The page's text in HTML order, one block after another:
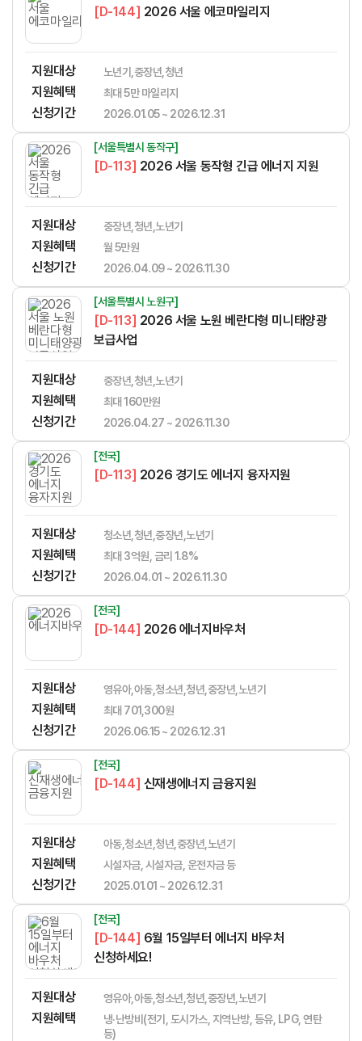
[D-144] 2026 서울 에코마일리지
지원대상 노년기,중장년,청년
지원혜택 ​​​​​‌​​​‌​​‌​​​​‌​​‌‌‌​​​​‌‌‌‌‌​‌​​​​‌‌최대 5만 마일리지
신청기간 2026.01.05 ~ 2026.12.31
[서울특별시 동작구]
[D-113] 2026 서울 동작형 긴급 에너지 지원
지원대상 중장년,청년,노년기
지원혜택 월 5만원
신청기간 2026.04.09 ~ 2026.11.30
[서울특별시 노원구]
[D-113]
보급사업
지원대상 중장년,청년,노년기
지원혜택 ​​​​​‌​​​‌​​‌​​​​‌​​‌‌‌​​​​‌‌‌‌‌​‌​​​​‌‌최대 160만원
신청기간 2026.04.27 ~ 2026.11.30
[전국]
[D-113] 2026 경기도 에너지 융자지원
지원대상 청소년,청년,중장년,노년기
지원혜택 최대 3억원, 금리 1.8%
신청기간 2026.04.01 ~ 2026.11.30
[전국]
[D-144] 2026 에너지바우처
지원대상 영유아,아동,청소년,청년,중장년,노년기
지원혜택 최대 701,300원
신청기간 2026.06.15 ~ 2026.12.31
[전국]
[D-144] 신재생에너지 금융지원
지원대상 아동,청소년,청년,중장년,노년기
지원혜택 시설자금, 시설자금, 운전자금 등
신청기간 2025.01.01 ~ 2026.12.31
[전국]
[D-144]
신청하세요!
지원대상 영유아,아동,청소년,청년,중장년,노년기
지원혜택
냉·난방비(전기, 도시가스, 지역난방, 등유, LPG, 연탄
등)